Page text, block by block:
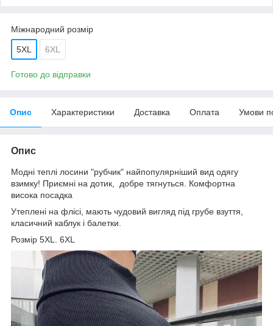
Міжнародний розмір
5XL 6XL
Готово до відправки
Опис Характеристики Доставка Оплата Умови
Опис
Модні теплі лосини "рубчик" найпопулярніший вид одягу
взимку! Приємні на дотик, добре тягнуться. Комфортна
висока посадка
Утеплені на флісі, мають чудовий вигляд під грубе взуття,
класичний каблук і балетки.
Розмір 5XL. 6XL